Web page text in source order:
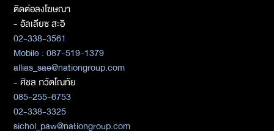
ติดต่อลงโฆษณา
- อัลเลียซ สะอิ
02-338-3561
Mobile : 087-519-1379
allias_sae@nationgroup.com
- ศิชล ภวัตโณทัย
085-255-6753
02-338-3325
sichol_paw@nationgroup.com